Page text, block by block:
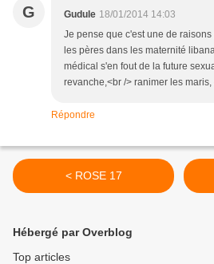
G Gudule 18/01/2014 14:03
Je pense que c'est une de
les pères dans les maternité
médical s'en fout de la future
revanche,<br /> ranimer les
Répondre
< ROSE 17
Hébergé par Overblog
Top articles